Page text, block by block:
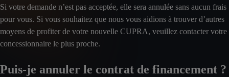
Si votre demande n’est pas acceptée, elle sera annulée sans aucun frais
pour vous. Si vous souhaitez que nous vous aidions à trouver d’autres
moyens de profiter de votre nouvelle CUPRA, veuillez contacter votre
concessionnaire le plus proche.
Puis-je annuler le contrat de financement ?